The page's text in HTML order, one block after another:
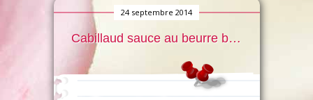
24 septembre 2014
Cabillaud sauce au beurre blanc